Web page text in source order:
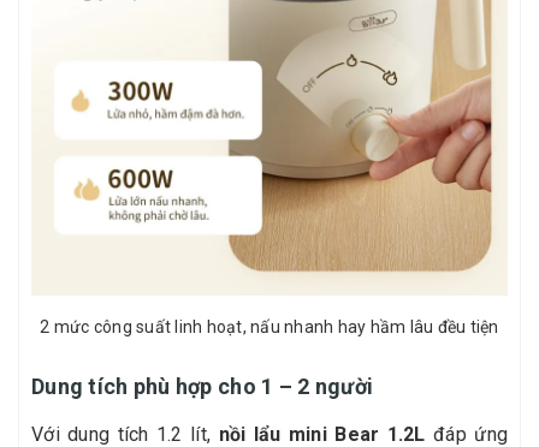
2 mức công suất linh hoạt, nấu nhanh hay hầm lâu đều tiện
Dung tích phù hợp cho 1 – 2 người
Với dung tích 1.2 lít, nồi lẩu mini Bear 1.2L đáp ứng